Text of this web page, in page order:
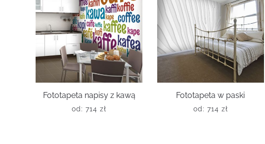
Fototapeta napisy z kawą
od: 714 zł
Fototapeta w paski
od: 714 zł